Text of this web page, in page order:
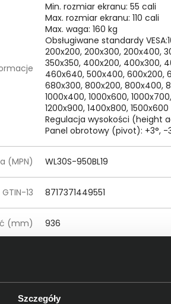
Szczegóły
Min. rozmiar ekranu: 55 cali
Max. rozmiar ekranu: 110 cali
Max. waga: 160 kg
Obsługiwane standardy
200x200, 200x300, 200x400,
350x350, 400x200, 400x300,
460x640, 500x400, 600x200,
680x300, 800x200, 800x400,
1000x400, 1000x600,
1200x900, 1400x800,
Regulacja wysokości (height
Panel obrotowy (pivot): +3°, -
(MPN) WL30S-950BL19
13 8717371449551
(mm) 936
(mm) 67